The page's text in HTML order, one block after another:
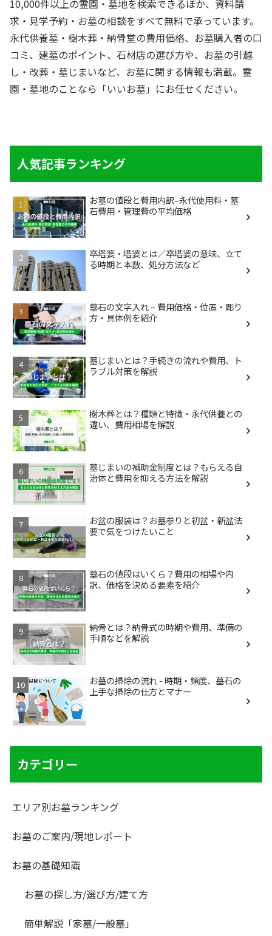
10,000件以上の霊園・墓地を検索できるほか、資料請
求・見学予約・お墓の相談をすべて無料で承っています。
永代供養墓・樹木葬・納骨堂の費用価格、お墓購入者の口
コミ、建墓のポイント、石材店の選び方や、お墓の引越
し・改葬・墓じまいなど、お墓に関する情報も満載。霊
園・墓地のことなら「いいお墓」にお任せください。
人気記事ランキング
お墓の値段と費用内訳–永代使用料・墓
石費用・管理費の平均価格
卒塔婆・塔婆とは／卒塔婆の意味、立て
る時期と本数、処分方法など
墓石の文字入れ – 費用価格・位置・彫り
方・具体例を紹介
墓じまいとは？手続きの流れや費用、ト
ラブル対策を解説
樹木葬とは？種類と特徴・永代供養との
違い、費用相場を解説
墓じまいの補助金制度とは？もらえる自
治体と費用を抑える方法を解説
お盆の服装は？お墓参りと初盆・新盆法
要で気をつけたいこと
墓石の値段はいくら？費用の相場や内
訳、価格を決める要素を紹介
納骨とは？納骨式の時期や費用、準備の
手順などを解説
お墓の掃除の流れ - 時期・頻度、墓石の
上手な掃除の仕方とマナー
カテゴリー
エリア別お墓ランキング
お墓のご案内/現地レポート
お墓の基礎知識
お墓の探し方/選び方/建て方
簡単解説「家墓/一般墓」